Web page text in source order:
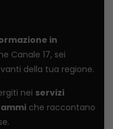
in
Canale 17, sei
della tua regione.
nei servizi
che raccontano